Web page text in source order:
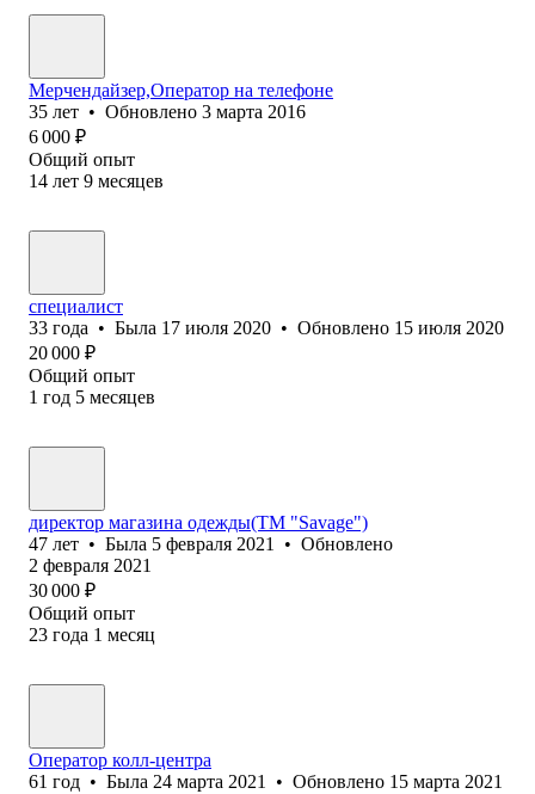
Мерчендайзер,Оператор на телефоне
35 лет • Обновлено 3 марта 2016
6 000 ₽
Общий опыт
14 лет 9 месяцев
специалист
33 года • Была 17 июля 2020 • Обновлено 15 июля 2020
20 000 ₽
Общий опыт
1 год 5 месяцев
директор магазина одежды(ТМ "Savage")
47 лет • Была 5 февраля 2021 • Обновлено
2 февраля 2021
30 000 ₽
Общий опыт
23 года 1 месяц
Оператор колл-центра
61 год • Была 24 марта 2021 • Обновлено 15 марта 2021